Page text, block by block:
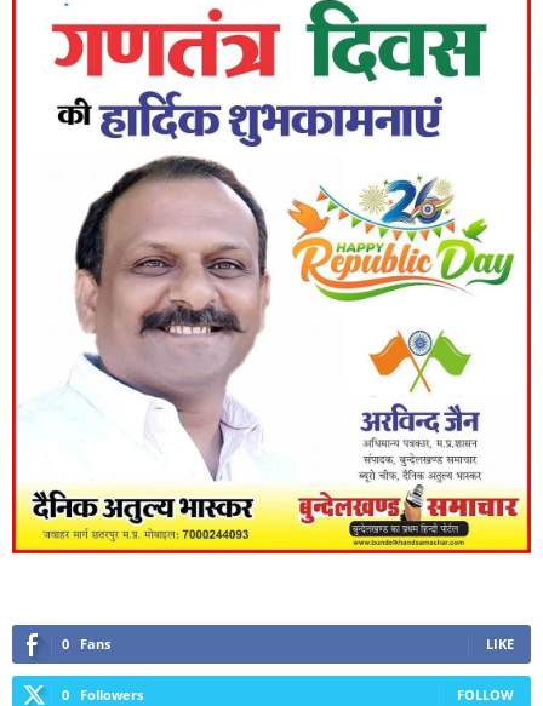
0 Fans LIKE
0 Followers FOLLOW